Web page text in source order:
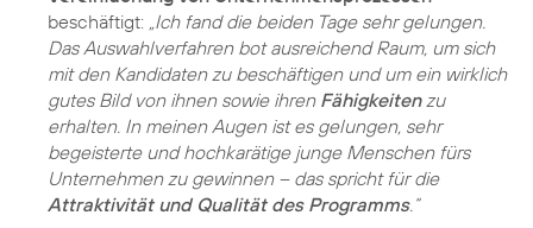
beschäftigt: „Ich fand die beiden Tage sehr gelungen.
Das Auswahlverfahren bot ausreichend Raum, um sich
mit den Kandidaten zu beschäftigen und um ein wirklich
gutes Bild von ihnen sowie ihren Fähigkeitenzu
erhalten. In meinen Augen ist es gelungen, sehr
begeisterte und hochkarätige junge Menschen fürs
Unternehmen zu gewinnen – das spricht für die
Attraktivität und Qualität des Programms.“